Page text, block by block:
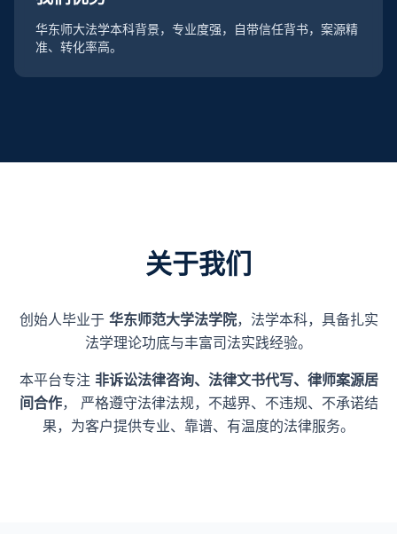
华东师大法学本科背景，专业度强，自带信任背书，案源精
准、转化率高。
关于我们
创始人毕业于 华东师范大学法学院，法学本科，具备扎实
法学理论功底与丰富司法实践经验。
本平台专注 非诉讼法律咨询、法律文书代写、律师案源居
间合作， 严格遵守法律法规，不越界、不违规、不承诺结
果，为客户提供专业、靠谱、有温度的法律服务。